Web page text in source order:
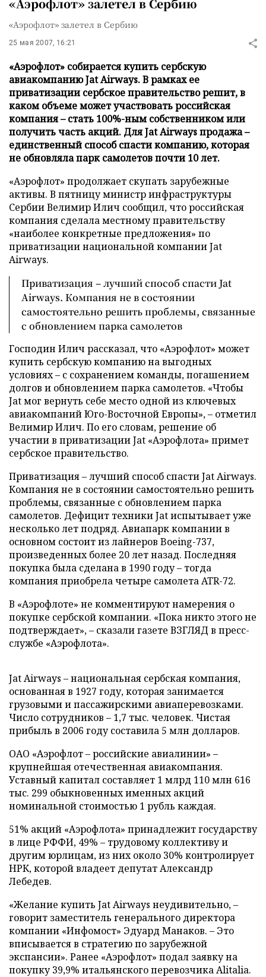
«Аэрофлот» залетел в Сербию
«Аэрофлот» залетел в Сербию
25 мая 2007, 16:21
«Аэрофлот» собирается купить сербскую
авиакомпанию Jat Airways. В рамках ее
приватизации сербское правительство решит, в
каком объеме может участвовать российская
компания – стать 100%-ным собственником или
получить часть акций. Для Jat Airways продажа –
единственный способ спасти компанию, которая
не обновляла парк самолетов почти 10 лет.
«Аэрофлот» продолжает скупать зарубежные
активы. В пятницу министр инфраструктуры
Сербии Велимир Илич сообщил, что российская
компания сделала местному правительству
«наиболее конкретные предложения» по
приватизации национальной компании Jat
Airways.
Приватизация – лучший способ спасти Jat
Airways. Компания не в состоянии
самостоятельно решить проблемы, связанные
с обновлением парка самолетов
Господин Илич рассказал, что «Аэрофлот» может
купить сербскую компанию на выгодных
условиях – с сохранением команды, погашением
долгов и обновлением парка самолетов. «Чтобы
Jat мог вернуть себе место одной из ключевых
авиакомпаний Юго-Восточной Европы», – отметил
Велимир Илич. По его словам, решение об
участии в приватизации Jat «Аэрофлота» примет
сербское правительство.
Приватизация – лучший способ спасти Jat Airways.
Компания не в состоянии самостоятельно решить
проблемы, связанные с обновлением парка
самолетов. Дефицит техники Jat испытывает уже
несколько лет подряд. Авиапарк компании в
основном состоит из лайнеров Boeing-737,
произведенных более 20 лет назад. Последняя
покупка была сделана в 1990 году – тогда
компания приобрела четыре самолета ATR-72.
В «Аэрофлоте» не комментируют намерения о
покупке сербской компании. «Пока никто этого не
подтверждает», – сказали газете ВЗГЛЯД в пресс-
службе «Аэрофлота».
Jat Airways – национальная сербская компания,
основанная в 1927 году, которая занимается
грузовыми и пассажирскими авиаперевозками.
Число сотрудников – 1,7 тыс. человек. Чистая
прибыль в 2006 году составила 5 млн долларов.
ОАО «Аэрофлот – российские авиалинии» –
крупнейшая отечественная авиакомпания.
Уставный капитал составляет 1 млрд 110 млн 616
тыс. 299 обыкновенных именных акций
номинальной стоимостью 1 рубль каждая.
51% акций «Аэрофлота» принадлежит государству
в лице РФФИ, 49% – трудовому коллективу и
другим юрлицам, из них около 30% контролирует
НРК, которой владеет депутат Александр
Лебедев.
«Желание купить Jat Airways неудивительно, –
говорит заместитель генерального директора
компании «Инфомост» Эдуард Манаков. – Это
вписывается в стратегию по зарубежной
экспансии». Ранее «Аэрофлот» подал заявку на
покупку 39,9% итальянского перевозчика Alitalia.